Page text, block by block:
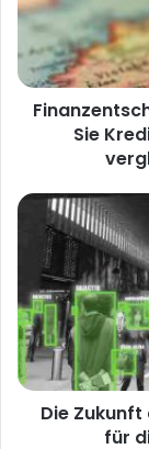
Sie
Die
für